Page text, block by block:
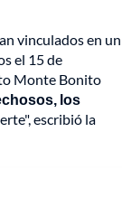
vinculados en un
el 15 de
Monte Bonito
los
escribió la